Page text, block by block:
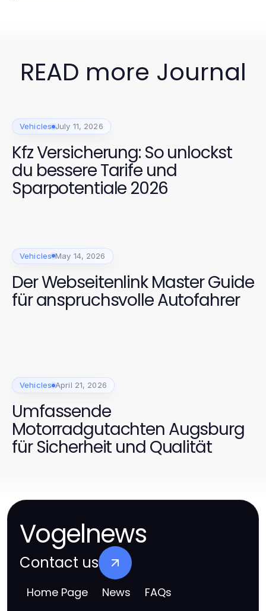
READ more Journal
Vehicles July 11, 2026
Kfz Versicherung: So unlockst
du bessere Tarife und
Sparpotentiale 2026
Vehicles May 14, 2026
Der Webseitenlink Master Guide
für anspruchsvolle Autofahrer
Vehicles April 21, 2026
Umfassende
Motorradgutachten Augsburg
für Sicherheit und Qualität
Vogelnews
Contact us
Home Page News
FAQs